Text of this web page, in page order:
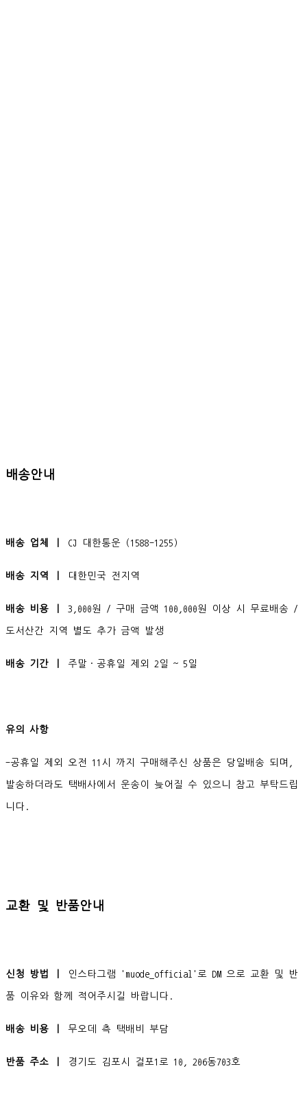
배송안내
배송 업체 ㅣ CJ 대한통운 (1588-1255)
배송 지역 ㅣ 대한민국 전지역
배송 비용 ㅣ 3,000원 / 구매 금액 100,000원 이상 시 무료배송 /
도서산간 지역 별도 추가 금액 발생
배송 기간 ㅣ 주말·공휴일 제외 2일 ~ 5일
유의 사항
-공휴일 제외 오전 11시 까지 구매해주신 상품은 당일배송 되며,
발송하더라도 택배사에서 운송이 늦어질 수 있으니 참고 부탁드립
니다.
교환 및 반품안내
신청 방법 ㅣ 인스타그램 'muode_official'로 DM 으로 교환 및 반
품 이유와 함께 적어주시길 바랍니다.
배송 비용 ㅣ 무오데 측 택배비 부담
반품 주소 ㅣ 경기도 김포시 걸포1로 10, 206동703호